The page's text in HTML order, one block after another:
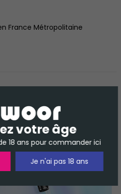
votre âge
18 ans pour commander ici
Je n'ai pas 18 ans
France Métropolitaine